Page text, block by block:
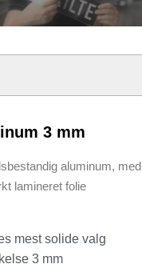
3 mm
aluminum, med
lamineret folie
mest solide valg
3 mm